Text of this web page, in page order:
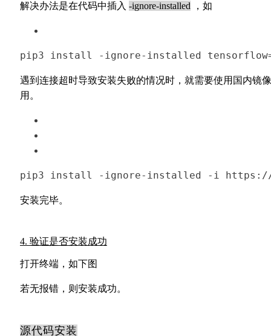
解决办法是在代码中插入 -ignore-installed ，如
pip3 install - ignore-installed
遇到连接超时导致安装失败的情况时，就需要使用国内镜
用。
pip3 install - ignore-installed -i https://
安装完毕。
4. 验证是否安装成功
打开终端，如下图
若无报错，则安装成功。
源代码安装